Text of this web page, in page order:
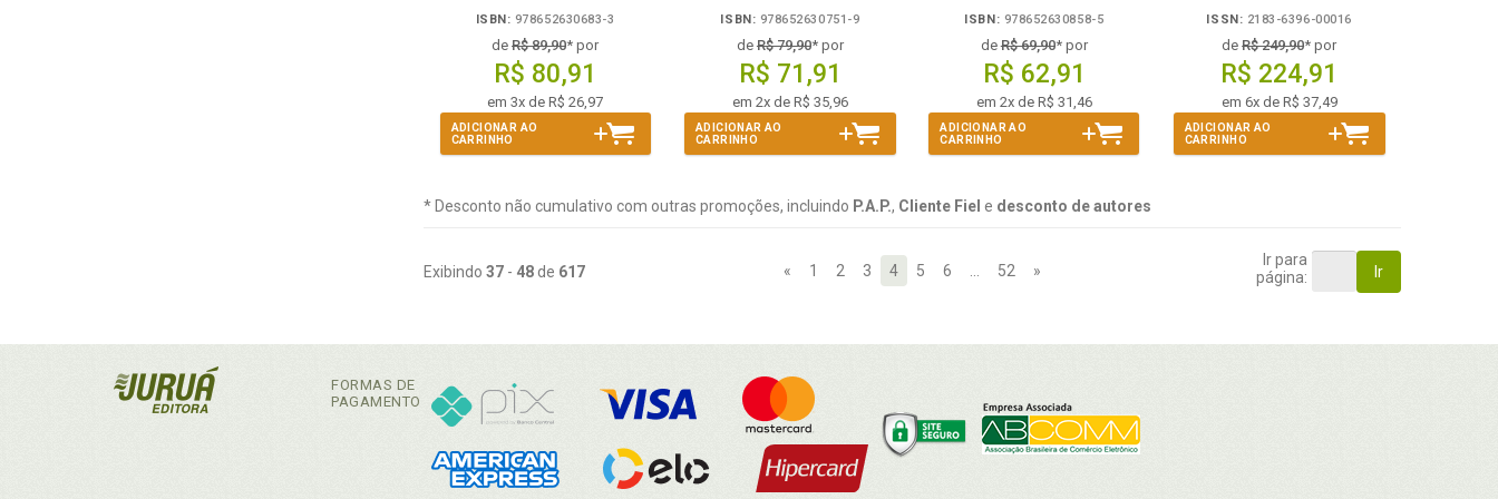
ISBN: 978652630683-3
de R$ 89,90* por
R$ 80,91
em 3x de R$ 26,97
ADICIONAR AO
CARRINHO
ISBN: 978652630751-9
de R$ 79,90* por
R$ 71,91
em 2x de R$ 35,96
ADICIONAR AO
CARRINHO
ISBN: 978652630858-5
deR$ 69,90* por
R$ 62,91
em 2x de R$ 31,46
ADICIONAR AO
CARRINHO
ISSN: 2183-6396-00016
deR$ 249,90* por
R$ 224,91
em 6x de R$ 37,49
ADICIONAR AO
CARRINHO
* Desconto não cumulativo com outras promoções, incluindo P.A.P., Cliente Fiel e desconto de autores
Exibindo 37- 48de 617 « 1 2 3 4 5 6 52 »
Ir para
página:
Ir
FORMAS DE
PAGAMENTO